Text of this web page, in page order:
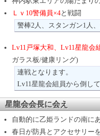
Ｌｖ10警備員×4と戦闘
警棒2人、スタンガン1人、
Lv11戸塚大和、Lv11星龍会
ガラス板/健康リング)
連戦となります。
Lv11星龍会組員から倒して
星龍会会長に会え
自動的に乙姫ランドの南に
春日が防具とアクセサリー